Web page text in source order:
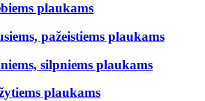
plaukams
pažeistiems plaukams
silpniems plaukams
plaukams